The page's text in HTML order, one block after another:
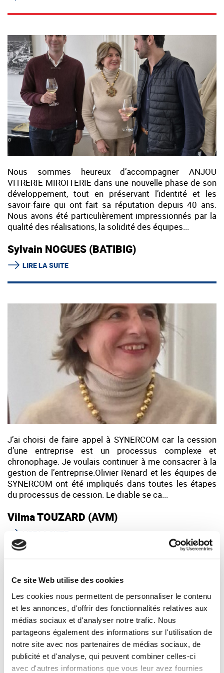
Ce site Web utilise des cookies
Les cookies nous permettent de personnaliser le contenu
et les annonces, d'offrir des fonctionnalités relatives aux
médias sociaux et d'analyser notre trafic. Nous
partageons également des informations sur l'utilisation de
notre site avec nos partenaires de médias sociaux, de
publicité et d'analyse, qui peuvent combiner celles-ci
avec d'autres informations que vous leur avez fournies
Nous sommes heureux d’accompagner ANJOU
VITRERIE MIROITERIE dans une nouvelle phase de son
développement, tout en préservant l’identité et les
savoir-faire qui ont fait sa réputation depuis 40 ans.
Nous avons été particulièrement impressionnés par la
qualité des réalisations, la solidité des équipes...
Sylvain NOGUES (BATIBIG)
LIRE LA SUITE
J’ai choisi de faire appel à SYNERCOM car la cession
d’une entreprise est un processus complexe et
chronophage. Je voulais continuer à me consacrer à la
gestion de l’entreprise.Olivier Renard et les équipes de
SYNERCOM ont été impliqués dans toutes les étapes
du processus de cession. Le diable se ca...
Vilma TOUZARD (AVM)
LIRE LA SUITE